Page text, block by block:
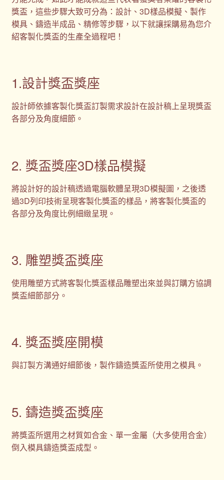
獎盃，這些步驟大致可分為：設計、3D樣品模擬、製作
模具、鑄造半成品、精修等步驟，以下就讓採購易為您介
紹客製化獎盃的生產全過程吧！
1.設計獎盃獎座
設計師依據客製化獎盃訂製需求設計在設計稿上呈現獎盃
各部分及角度細節。
2. 獎盃獎座3D樣品模擬
將設計好的設計稿透過電腦軟體呈現3D模擬圖，之後透
過3D列印技術呈現客製化獎盃的樣品，將客製化獎盃的
各部分及角度比例細緻呈現。
3. 雕塑獎盃獎座
使用雕塑方式將客製化獎盃樣品雕塑出來並與訂購方協調
獎盃細節部分。
4. 獎盃獎座開模
與訂製方溝通好細節後，製作鑄造獎盃所使用之模具。
5. 鑄造獎盃獎座
將獎盃所選用之材質如合金、單一金屬（大多使用合金）
倒入模具鑄造獎盃成型。